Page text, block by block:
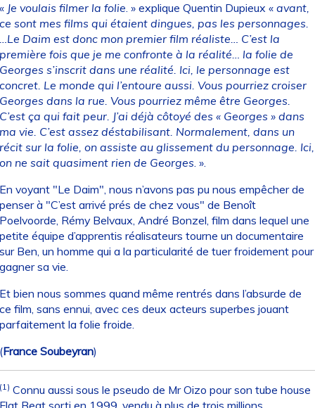
Je voulais filmer la folie. » explique Quentin Dupieux « avant,
sont mes films qui étaient dingues, pas les personnages.
Daim est donc mon premier film réaliste… C’est la
fois que je me confronte à la réalité… la folie de
s’inscrit dans une réalité. Ici, le personnage est
Le monde qui l’entoure aussi. Vous pourriez croiser
dans la rue. Vous pourriez même être Georges.
ça qui fait peur. J’ai déjà côtoyé des « Georges » dans
vie. C’est assez déstabilisant. Normalement, dans un
sur la folie, on assiste au glissement du personnage. Ici,
ne sait quasiment rien de Georges. ».
voyant "Le Daim", nous n’avons pas pu nous empêcher de
à "C’est arrivé prés de chez vous" de Benoît
Rémy Belvaux, André Bonzel, film dans lequel une
équipe d’apprentis réalisateurs tourne un documentaire
Ben, un homme qui a la particularité de tuer froidement pour
sa vie.
bien nous sommes quand même rentrés dans l’absurde de
film, sans ennui, avec ces deux acteurs superbes jouant
la folie froide.
France Soubeyran)
Connu aussi sous le pseudo de Mr Oizo pour son tube house